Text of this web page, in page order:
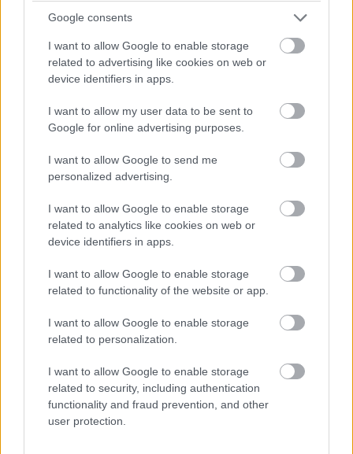
Google consents
I want to allow Google to enable storage
related to advertising like cookies on web or
device identifiers in apps.
I want to allow my user data to be sent to
Google for online advertising purposes.
I want to allow Google to send me
personalized advertising.
I want to allow Google to enable storage
related to analytics like cookies on web or
device identifiers in apps.
I want to allow Google to enable storage
related to functionality of the website or app.
I want to allow Google to enable storage
related to personalization.
I want to allow Google to enable storage
related to security, including authentication
functionality and fraud prevention, and other
user protection.
USA-val szemben
Vége a játéknak - Bevált a NAV
újfajta, elemző-ellenőrző
módszere, mindent látnak
Technológia
Bombaként robbant a WikiLeaks
újabb leleplezése a USAID
tevékenységéről
Biztonság| 2025.02.09 11:49
Musk szerint az USAID
finanszírozott
Biztonság| 2025.02.03 09:20
Mégis mit (t)akar Trump Stargate
projektje?
Elérhetetlenné vált az USAID
honlapja és X-fiókja
Távközlés